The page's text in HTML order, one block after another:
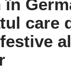
în
care